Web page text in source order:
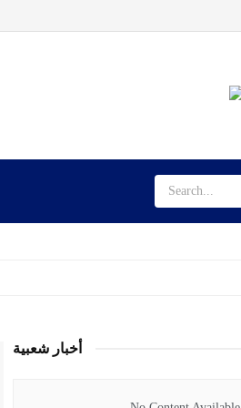
أخبار شعبية